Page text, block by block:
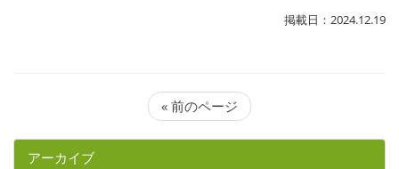
掲載日：2024.12.19
« 前のページ
アーカイブ